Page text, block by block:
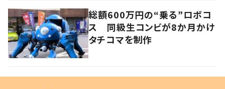
総額600万円の“乗る”ロボコ
ス 同級生コンビが8か月かけ
タチコマを制作